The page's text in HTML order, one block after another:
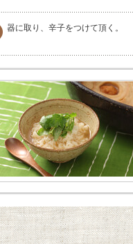
器に取り、辛子をつけて頂く。